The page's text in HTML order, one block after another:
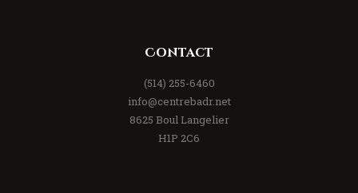
Contact
(514) 255-6460
info@centrebadr.net
8625 Boul Langelier
H1P 2C6